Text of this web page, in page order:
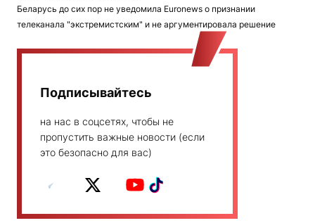
Беларусь до сих пор не уведомила Euronews о признании
телеканала "экстремистским" и не аргументировала решение
Подписывайтесь
на нас в соцсетях, чтобы не
пропустить важные новости (если
это безопасно для вас)